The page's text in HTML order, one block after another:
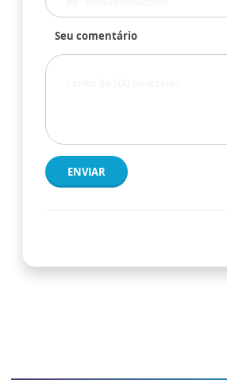
Seu comentário
ENVIAR